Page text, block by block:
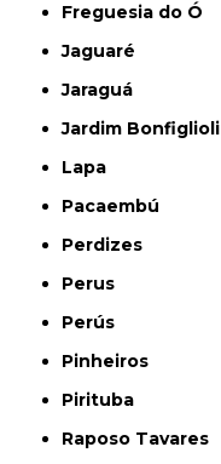
Freguesia do Ó
Jaguaré
Jaraguá
Jardim Bonfiglioli
Lapa
Pacaembú
Perdizes
Perus
Perús
Pinheiros
Pirituba
Raposo Tavares